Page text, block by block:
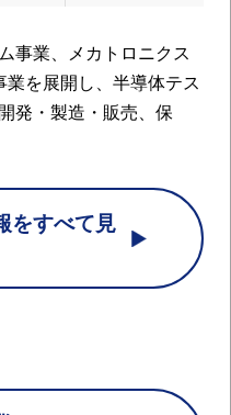
事業、メカトロニクス
を展開し、半導体テス
発・製造・販売、保
をすべて見